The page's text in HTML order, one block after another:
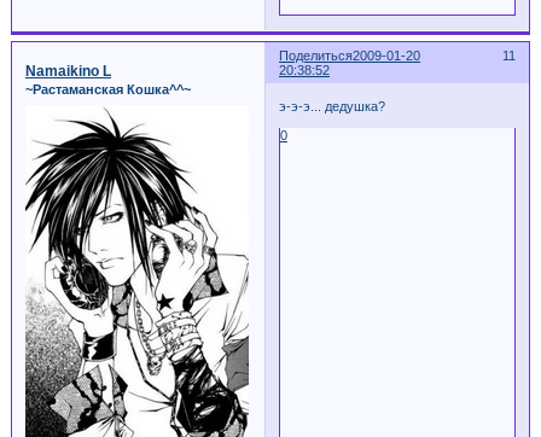
Поделиться 11
2009-01-20
20:38:52
Namaikino L
~Растаманская Кошка^^~
э-э-э... дедушка?
0